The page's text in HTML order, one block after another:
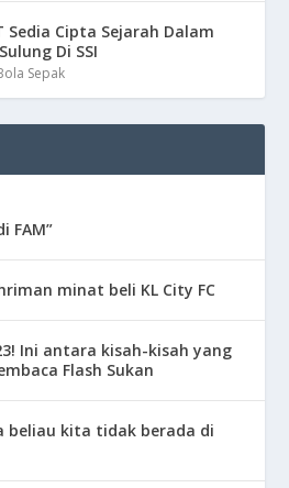
Sedia Cipta Sejarah Dalam
Di SSI
Sepak
FAM”
minat beli KL City FC
Ini antara kisah-kisah yang
Flash Sukan
beliau kita tidak berada di